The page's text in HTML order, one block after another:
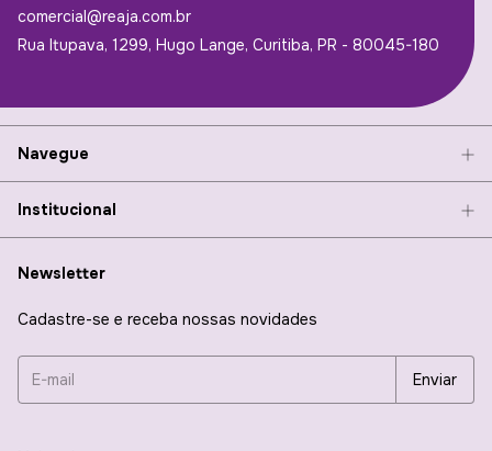
comercial@reaja.com.br
Rua Itupava, 1299, Hugo Lange, Curitiba, PR - 80045-180
Navegue
Institucional
Newsletter
Cadastre-se e receba nossas novidades